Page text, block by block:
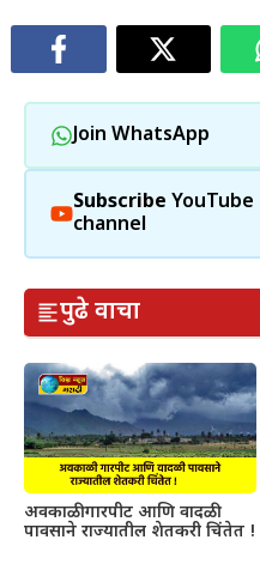
Join WhatsApp
Subscribe YouTube
channel
पुढे वाचा
अवकाळी गारपीट आणि वादळी
पावसाने राज्यातील शेतकरी चिंतेत !